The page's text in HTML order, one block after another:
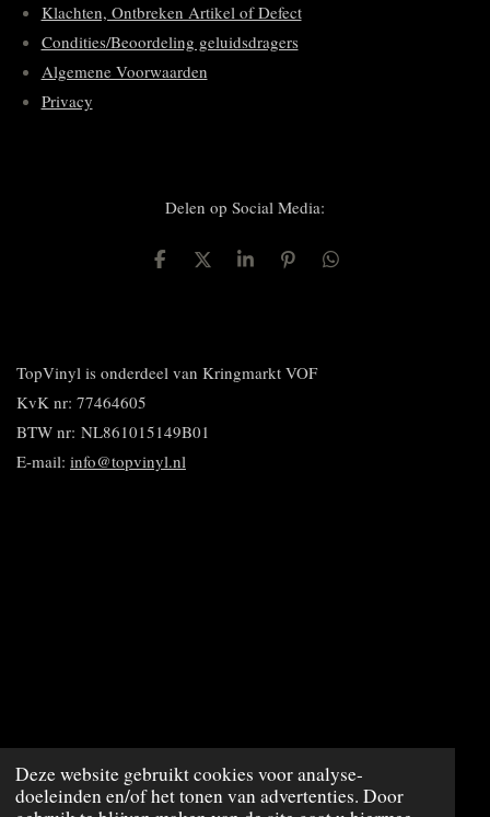
Deze website gebruikt cookies voor analyse-
doeleinden en/of het tonen van advertenties. Door
Klachten, Ontbreken Artikel of Defect
Condities/Beoordeling geluidsdragers
Algemene Voorwaarden
Privacy
Delen op Social Media:
D
D
S
P
n
D
TopVinyl is onderdeel van Kringmarkt VOF
KvK nr: 77464605
BTW nr: NL861015149B01
E-mail: info@topvinyl.nl
© 2020 - 2023 TopVinyl
Powered byJouwWeb